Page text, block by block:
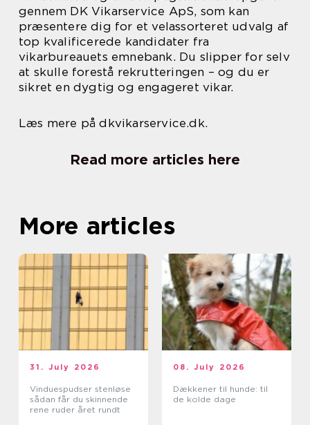
gennem DK Vikarservice ApS, som kan
præsentere dig for et velassorteret udvalg af
top kvalificerede kandidater fra
vikarbureauets emnebank. Du slipper for selv
at skulle forestå rekrutteringen – og du er
sikret en dygtig og engageret vikar.
Læs mere på dkvikarservice.dk.
Read more articles here
More articles
31. July 2026
Vinduespudser stenløse
sådan får du skinnende
rene ruder året rundt
08. July 2026
Dækkener til hunde: til
de kolde dage